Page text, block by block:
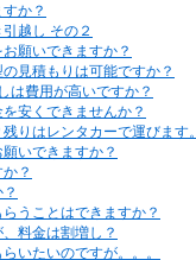
か？
越し その２
願いできますか？
見積もりは可能ですか？
は費用が高いですか？
安くできませんか？
りはレンタカーで運びます。
いできますか？
？
うことはできますか？
料金は割増し？
いたいのですが。。。